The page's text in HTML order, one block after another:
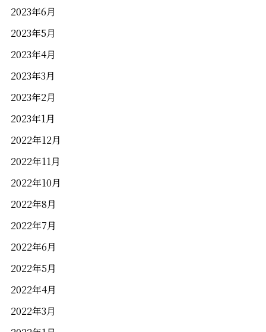
2023年6月
2023年5月
2023年4月
2023年3月
2023年2月
2023年1月
2022年12月
2022年11月
2022年10月
2022年8月
2022年7月
2022年6月
2022年5月
2022年4月
2022年3月